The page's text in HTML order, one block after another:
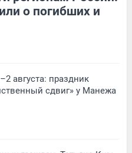
о погибших и
августа: праздник
сдвиг» у Манежа